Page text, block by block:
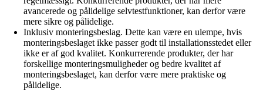
avancerede og pålidelige selvtestfunktioner, kan derfor være
mere sikre og pålidelige.
Inklusiv monteringsbeslag. Dette kan være en ulempe, hvis
monteringsbeslaget ikke passer godt til installationsstedet eller
ikke er af god kvalitet. Konkurrerende produkter, der har
forskellige monteringsmuligheder og bedre kvalitet af
monteringsbeslaget, kan derfor være mere praktiske og
pålidelige.